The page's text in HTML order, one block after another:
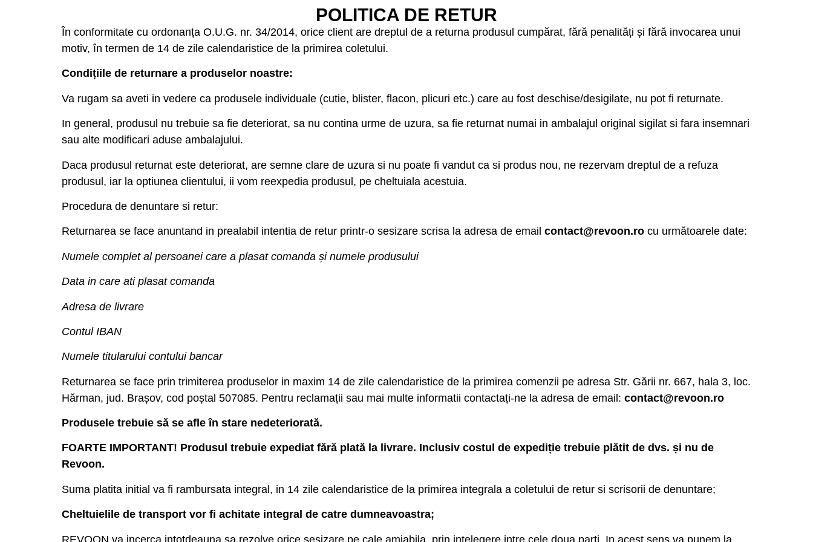
POLITICA DE RETUR
În conformitate cu ordonanța O.U.G. nr. 34/2014, orice client are dreptul de a returna produsul cumpărat, fără penalități și fără invocarea unui
motiv, în termen de 14 de zile calendaristice de la primirea coletului.
Condițiile de returnare a produselor noastre:
Va rugam sa aveti in vedere ca produsele individuale (cutie, blister, flacon, plicuri etc.) care au fost deschise/desigilate, nu pot fi returnate.
In general, produsul nu trebuie sa fie deteriorat, sa nu contina urme de uzura, sa fie returnat numai in ambalajul original sigilat si fara insemnari
sau alte modificari aduse ambalajului.
Daca produsul returnat este deteriorat, are semne clare de uzura si nu poate fi vandut ca si produs nou, ne rezervam dreptul de a refuza
produsul, iar la optiunea clientului, ii vom reexpedia produsul, pe cheltuiala acestuia.
Procedura de denuntare si retur:
Returnarea se face anuntand in prealabil intentia de retur printr-o sesizare scrisa la adresa de email contact@revoon.ro cu următoarele date:
Numele complet al persoanei care a plasat comanda și numele produsului
Data in care ati plasat comanda
Adresa de livrare
Contul IBAN
Numele titularului contului bancar
Returnarea se face prin trimiterea produselor in maxim 14 de zile calendaristice de la primirea comenzii pe adresa Str. Gării nr. 667, hala 3, loc.
Hărman, jud. Brașov, cod poștal 507085. Pentru reclamații sau mai multe informatii contactați-ne la adresa de email: contact@revoon.ro
Produsele trebuie să se afle în stare nedeteriorată.
FOARTE IMPORTANT! Produsul trebuie expediat fără plată la livrare. Inclusiv costul de expediție trebuie plătit de dvs. și nu de
Revoon.
Suma platita initial va fi rambursata integral, in 14 zile calendaristice de la primirea integrala a coletului de retur si scrisorii de denuntare;
Cheltuielile de transport vor fi achitate integral de catre dumneavoastra;
REVOON va incerca intotdeauna sa rezolve orice sesizare pe cale amiabila, prin intelegere intre cele doua parti. In acest sens va punem la